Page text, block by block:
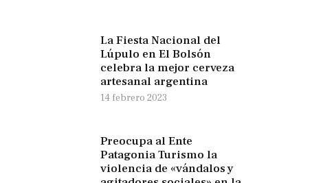
La Fiesta Nacional del
Lúpulo en El Bolsón
celebra la mejor cerveza
artesanal argentina
14 febrero 2023
Preocupa al Ente
Patagonia Turismo la
violencia de «vándalos y